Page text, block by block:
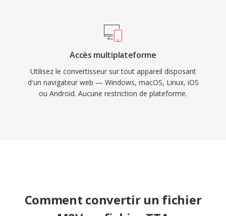
Accès multiplateforme
Utilisez le convertisseur sur tout appareil disposant
d'un navigateur web — Windows, macOS, Linux, iOS
ou Android. Aucune restriction de plateforme.
Comment convertir un fichier